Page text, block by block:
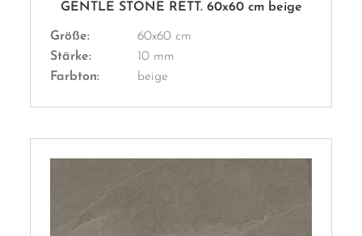
GENTLE STONE RETT. 60x60 cm beige
Größe:
60x60 cm
Stärke:
10 mm
Farbton:
beige